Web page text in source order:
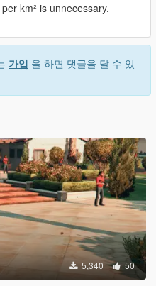
km² is unnecessary.
가입 을 하면 댓글을 달 수 있
5,340 50